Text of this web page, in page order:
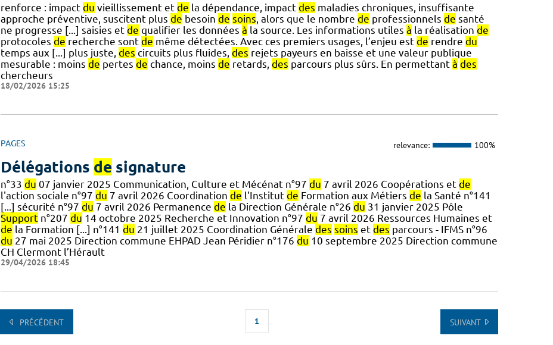
renforce : impact du vieillissement et de la dépendance, impact des maladies chroniques, insuffisante
approche préventive, suscitent plus de besoin de soins, alors que le nombre de professionnels de santé
ne progresse [...] saisies et de qualifier les données à la source. Les informations utiles à la réalisation de
protocoles de recherche sont de même détectées. Avec ces premiers usages, l’enjeu est de rendre du
temps aux [...] plus juste, des circuits plus fluides, des rejets payeurs en baisse et une valeur publique
mesurable : moins de pertes de chance, moins de retards, des parcours plus sûrs. En permettant à des
chercheurs
18/02/2026 15:25
PAGES relevance: 100%
Délégations de signature
n°33 du 07 janvier 2025 Communication, Culture et Mécénat n°97 du 7 avril 2026 Coopérations et de
l'action sociale n°97 du 7 avril 2026 Coordination de l'Institut de Formation aux Métiers de la Santé n°141
[...] sécurité n°97 du 7 avril 2026 Permanence de la Direction Générale n°26 du 31 janvier 2025 Pôle
Supportn°207 du 14 octobre 2025 Recherche et Innovation n°97 du 7 avril 2026 Ressources Humaines et
de la Formation [...] n°141 du 21 juillet 2025 Coordination Générale des soins et des parcours - IFMS n°96
du 27 mai 2025 Direction commune EHPAD Jean Péridier n°176 du 10 septembre 2025 Direction commune
CH Clermont l’Hérault
29/04/2026 18:45
PRÉCÉDENT 1 SUIVANT